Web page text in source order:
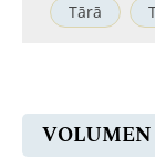
Tārā
VOLUMEN